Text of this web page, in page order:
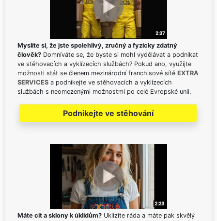
Myslíte si, že jste spolehlivý, zručný a fyzicky zdatný
člověk? Domníváte se, že byste si mohl vydělávat a podnikat
ve stěhovacích a vyklízecích službách? Pokud ano, využijte
možnosti stát se členem mezinárodní franchisové sítě EXTRA
SERVICES a podnikejte ve stěhovacích a vyklízecích
službách s neomezenými možnostmi po celé Evropské unii.
Podnikejte ve stěhování
Máte cit a sklony k úklidům? Uklízíte ráda a máte pak skvělý